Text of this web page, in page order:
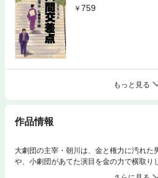
759
もっと見る
作品情報
大劇団の主宰・朝川は、金と権力に汚れた
や、小劇団があてた演目を金の力で横取り
な劇団をことごとくつぶして今の地位にの